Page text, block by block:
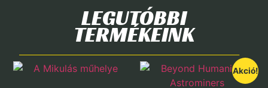
LEGUTÓBBI
TERMÉKEINK
Akció!